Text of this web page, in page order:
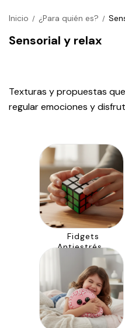
Inicio / ¿Para quién es? /
Sensorial y relax
Texturas y propuestas
regular emociones y
Fidgets
Antiestrés